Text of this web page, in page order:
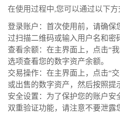
在使用过程中,您可以通过以下方
登录账户：首次使用前，请确保
过扫描二维码或输入用户名和密
查看余额：在主界面上，点击“
选项查看您的数字资产余额。
交易操作：在主界面上，点击“
或出售的数字资产，然后按照提
安全设置：为了保护您的账户安
双重验证功能，请注意不要泄露